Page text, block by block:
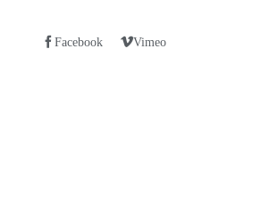
Facebook Vimeo